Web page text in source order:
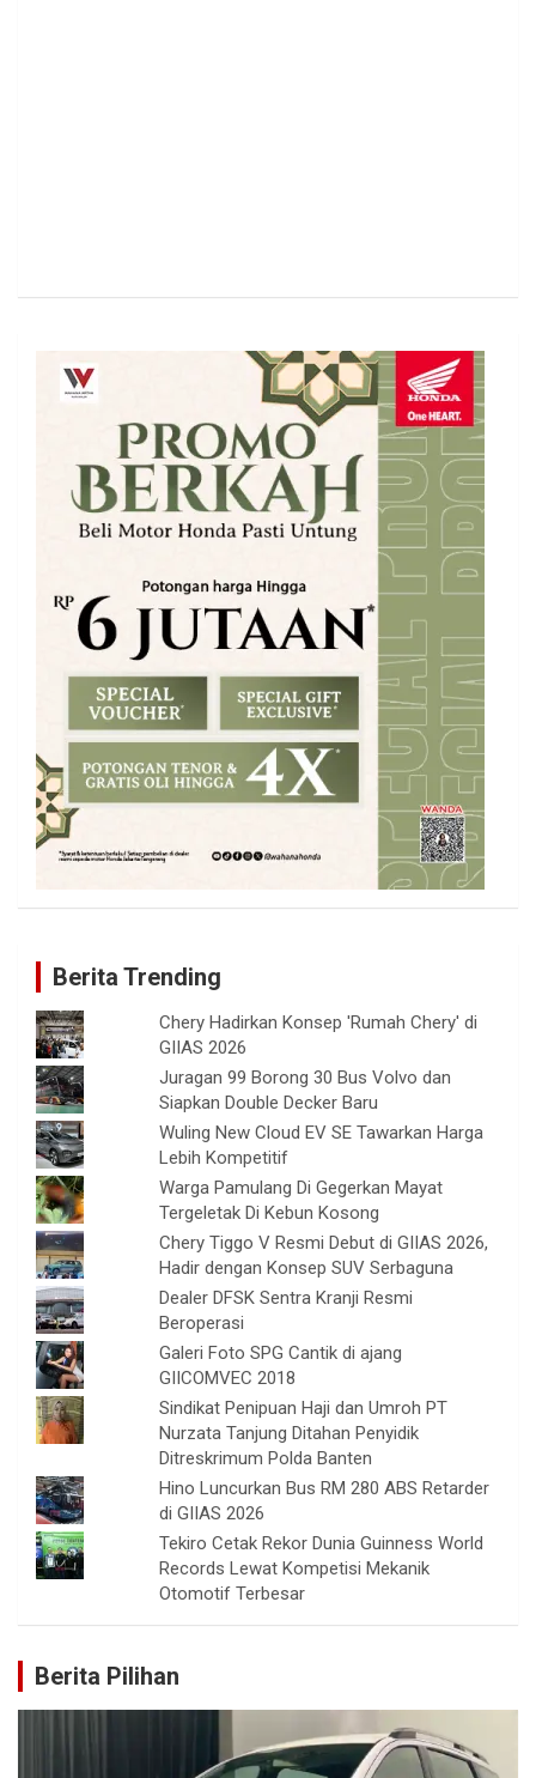
Berita Trending
Chery Hadirkan Konsep 'Rumah Chery' di
GIIAS 2026
Juragan 99 Borong 30 Bus Volvo dan
Siapkan Double Decker Baru
Wuling New Cloud EV SE Tawarkan Harga
Lebih Kompetitif
Warga Pamulang Di Gegerkan Mayat
Tergeletak Di Kebun Kosong
Chery Tiggo V Resmi Debut di GIIAS 2026,
Hadir dengan Konsep SUV Serbaguna
Dealer DFSK Sentra Kranji Resmi
Beroperasi
Galeri Foto SPG Cantik di ajang
GIICOMVEC 2018
Sindikat Penipuan Haji dan Umroh PT
Nurzata Tanjung Ditahan Penyidik
Ditreskrimum Polda Banten
Hino Luncurkan Bus RM 280 ABS Retarder
di GIIAS 2026
Tekiro Cetak Rekor Dunia Guinness World
Records Lewat Kompetisi Mekanik
Otomotif Terbesar
Berita Pilihan